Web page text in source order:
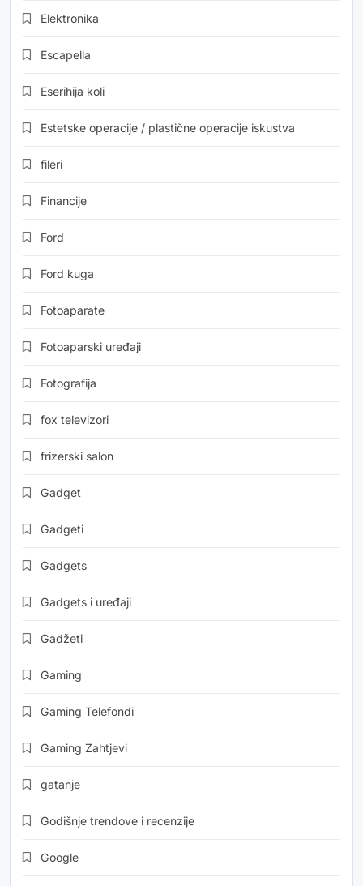
Elektronika
Escapella
Eserihija koli
Estetske operacije / plastične operacije iskustva
fileri
Financije
Ford
Ford kuga
Fotoaparate
Fotoaparski uređaji
Fotografija
fox televizori
frizerski salon
Gadget
Gadgeti
Gadgets
Gadgets i uređaji
Gadžeti
Gaming
Gaming Telefondi
Gaming Zahtjevi
gatanje
Godišnje trendove i recenzije
Google